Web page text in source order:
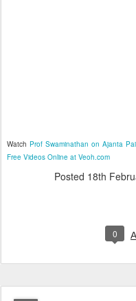
Watch Prof Swaminathan on Ajanta
Free Videos Online at Veoh.com
Posted 18th
0